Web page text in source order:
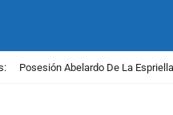
Posesión Abelardo De La Espriella